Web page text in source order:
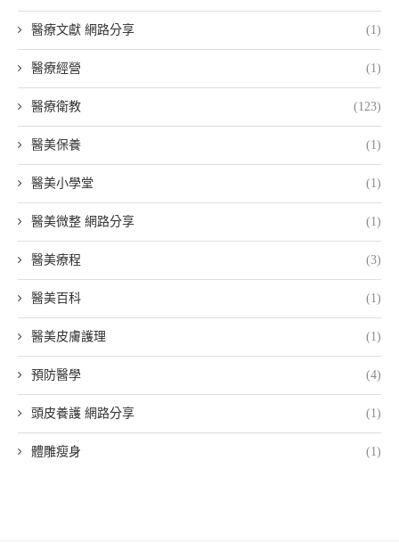
醫療文獻 網路分享 (1)
醫療經營 (1)
醫療衛教 (123)
醫美保養 (1)
醫美小學堂 (1)
醫美微整 網路分享 (1)
醫美療程 (3)
醫美百科 (1)
醫美皮膚護理 (1)
預防醫學 (4)
頭皮養護 網路分享 (1)
體雕瘦身 (1)